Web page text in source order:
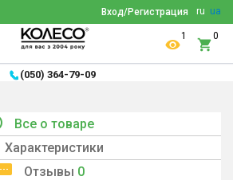
ru ua
Вход/Регистрация
1 0
(050) 364-79-09
Все о товаре
Характеристики
Отзывы 0